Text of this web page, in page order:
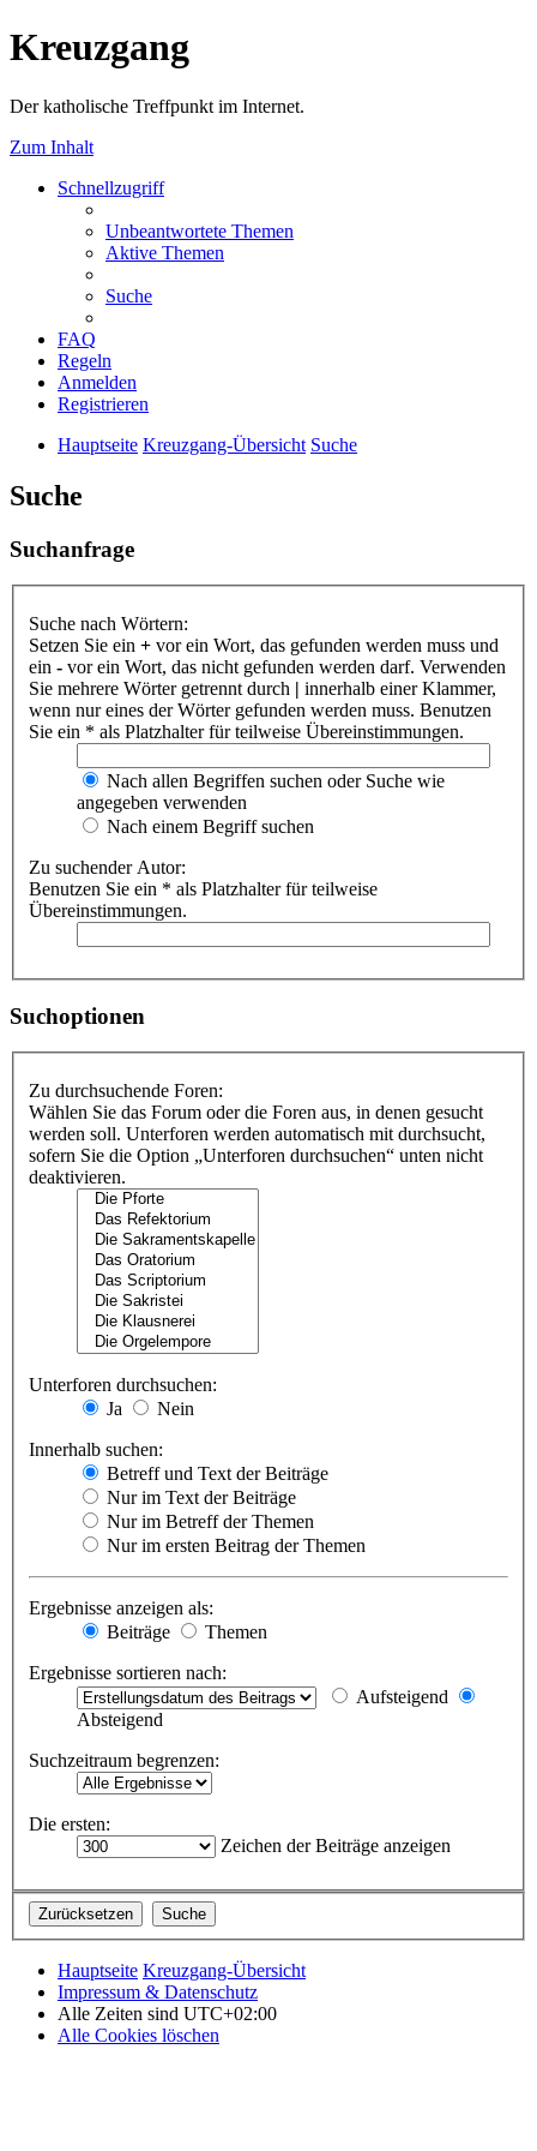
Kreuzgang
Der katholische Treffpunkt im Internet.
Zum Inhalt
Schnellzugriff
Unbeantwortete Themen
Aktive Themen
Suche
FAQ
Regeln
Anmelden
Registrieren
Hauptseite Kreuzgang-Übersicht Suche
Suche
Suchanfrage
Suche nach Wörtern:
Setzen Sie ein + vor ein Wort, das gefunden werden muss und
ein - vor ein Wort, das nicht gefunden werden darf. Verwenden
Sie mehrere Wörter getrennt durch | innerhalb einer Klammer,
wenn nur eines der Wörter gefunden werden muss. Benutzen
Sie ein * als Platzhalter für teilweise Übereinstimmungen.
Nach allen Begriffen suchen oder Suche wie
angegeben verwenden
Nach einem Begriff suchen
Zu suchender Autor:
Benutzen Sie ein * als Platzhalter für teilweise
Übereinstimmungen.
Suchoptionen
Zu durchsuchende Foren:
Wählen Sie das Forum oder die Foren aus, in denen gesucht
werden soll. Unterforen werden automatisch mit durchsucht,
sofern Sie die Option „Unterforen durchsuchen“ unten nicht
deaktivieren.
Unterforen durchsuchen:
Ja
Nein
Innerhalb suchen:
Betreff und Text der Beiträge
Nur im Text der Beiträge
Nur im Betreff der Themen
Nur im ersten Beitrag der Themen
Ergebnisse anzeigen als:
Beiträge
Themen
Ergebnisse sortieren nach:
Aufsteigend
Absteigend
Suchzeitraum begrenzen:
Die ersten:
Zeichen der Beiträge anzeigen
Hauptseite Kreuzgang-Übersicht
Impressum & Datenschutz
Alle Zeiten sind UTC+02:00
Alle Cookies löschen